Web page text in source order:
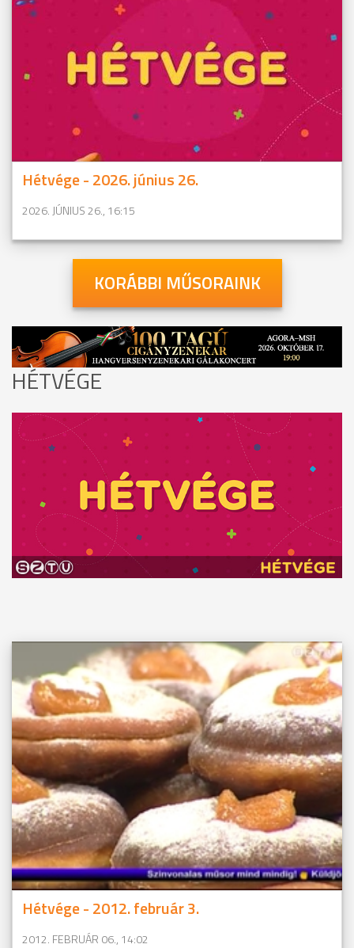
Hétvége - 2026. június 26.
2026. JÚNIUS 26., 16:15
KORÁBBI MŰSORAINK
HÉTVÉGE
Hétvége - 2012. február 3.
2012. FEBRUÁR 06., 14:02